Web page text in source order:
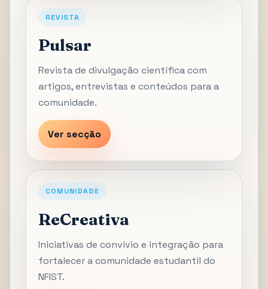
REVISTA
Pulsar
Revista de divulgação científica com
artigos, entrevistas e conteúdos para a
comunidade.
Ver secção
COMUNIDADE
ReCreativa
Iniciativas de convívio e integração para
fortalecer a comunidade estudantil do
NFIST.